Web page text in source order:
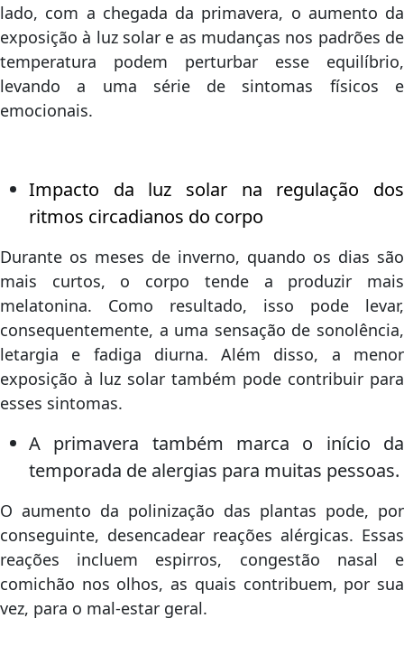
lado, com a chegada da primavera, o aumento da
exposição à luz solar e as mudanças nos padrões de
temperatura podem perturbar esse equilíbrio,
levando a uma série de sintomas físicos e
emocionais.
Impacto da luz solar na regulação dos
ritmos circadianos do corpo
Durante os meses de inverno, quando os dias são
mais curtos, o corpo tende a produzir mais
melatonina. Como resultado, isso pode levar,
consequentemente, a uma sensação de sonolência,
letargia e fadiga diurna. Além disso, a menor
exposição à luz solar também pode contribuir para
esses sintomas.
A primavera também marca o início da
temporada de alergias para muitas pessoas.
O aumento da polinização das plantas pode, por
conseguinte, desencadear reações alérgicas. Essas
reações incluem espirros, congestão nasal e
comichão nos olhos, as quais contribuem, por sua
vez, para o mal-estar geral.